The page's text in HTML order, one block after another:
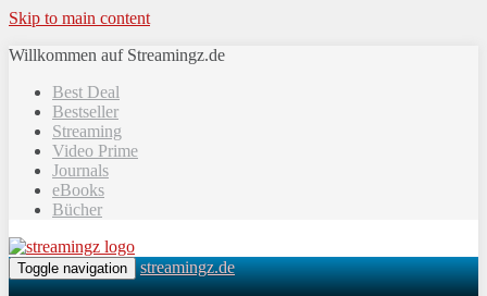
Skip to main content
Willkommen auf Streamingz.de
Best Deal
Bestseller
Streaming
Video Prime
Journals
eBooks
Bücher
Toggle navigation streamingz.de